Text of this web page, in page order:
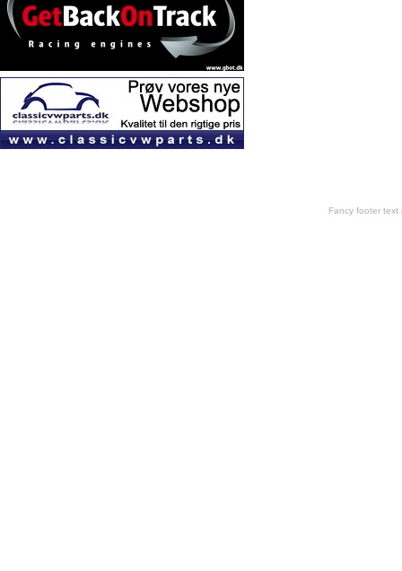
Fancy footer